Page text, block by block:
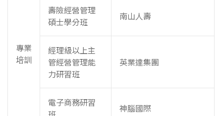
專業
培訓
壽險經營管理
碩士學分班
南山人壽
經理級以上主
管經營管理能
力研習班
英業達集團
電子商務研習
神腦國際